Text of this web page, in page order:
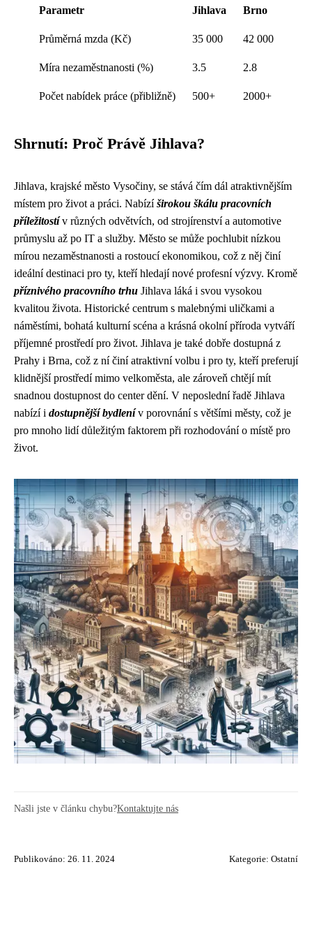
Parametr Jihlava Brno
Průměrná mzda (Kč) 35 000 42 000
Míra nezaměstnanosti (%) 3.5 2.8
Počet nabídek práce (přibližně) 500+ 2000+
Shrnutí: Proč Právě Jihlava?
Jihlava, krajské město Vysočiny, se stává čím dál atraktivnějším
místem pro život a práci. Nabízíširokou škálu pracovních
příležitostív různých odvětvích, od strojírenství a automotive
průmyslu až po IT a služby. Město se může pochlubit nízkou
mírou nezaměstnanosti a rostoucí ekonomikou, což z něj činí
ideální destinaci pro ty, kteří hledají nové profesní výzvy. Kromě
příznivého pracovního trhu Jihlava láká i svou vysokou
kvalitou života. Historické centrum s malebnými uličkami a
náměstími, bohatá kulturní scéna a krásná okolní příroda vytváří
příjemné prostředí pro život. Jihlava je také dobře dostupná z
Prahy i Brna, což z ní činí atraktivní volbu i pro ty, kteří preferují
klidnější prostředí mimo velkoměsta, ale zároveň chtějí mít
snadnou dostupnost do center dění. V neposlední řadě Jihlava
nabízí i dostupnější bydlenív porovnání s většími městy, což je
pro mnoho lidí důležitým faktorem při rozhodování o místě pro
život.
Našli jste v článku chybu?Kontaktujte nás
Publikováno: 26. 11. 2024 Kategorie: Ostatní